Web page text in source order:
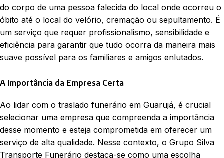
do corpo de uma pessoa falecida do local onde ocorreu o
óbito até o local do velório, cremação ou sepultamento. É
um serviço que requer profissionalismo, sensibilidade e
eficiência para garantir que tudo ocorra da maneira mais
suave possível para os familiares e amigos enlutados.
A Importância da Empresa Certa
Ao lidar com o traslado funerário em Guarujá, é crucial
selecionar uma empresa que compreenda a importância
desse momento e esteja comprometida em oferecer um
serviço de alta qualidade. Nesse contexto, o Grupo Silva
Transporte Funerário destaca-se como uma escolha